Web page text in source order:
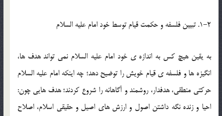
1-2. تبيين فلسفه و حکمت قيام توسط خود امام عليه السلام
به يقين هيچ کس به اندازه ي خود امام عليه السلام نمي تواند هدف ها،
انگيزه ها و فلسفه ي قيام خويش را توضيح دهد؛ چه اينکه امام عليه السلام
حرکتي منطقي، هدفدار، روشمند و آگاهانه را شروع کردند؛ هدف هايي چون:
احيا و زنده نگه داشتن اصول و ارزش هاي اصيل و حقيقي اسلام، اصلاح